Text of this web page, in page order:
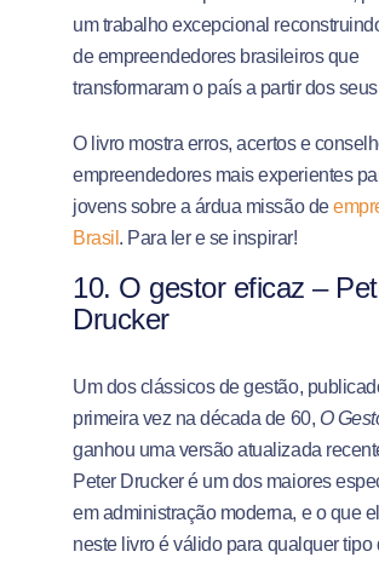
um trabalho excepcional
de empreendedores brasileiros que
transformaram o país a partir dos
O livro mostra erros, acertos e
empreendedores mais experientes
jovens sobre a árdua missão de
Brasil . Para ler e se inspirar!
10. O gestor eficaz –
Drucker
Um dos clássicos de gestão,
primeira vez na década de 60, O
ganhou uma versão atualizada
Peter Drucker é um dos maiores
em administração moderna, e o que
neste livro é válido para qualquer tipo